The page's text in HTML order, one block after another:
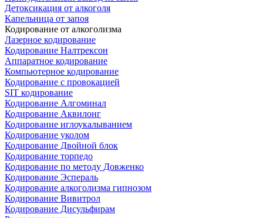
Детоксикация от алкоголя
Капельница от запоя
Кодирование от алкоголизма
Лазерное кодирование
Кодирование Налтрексон
Аппаратное кодирование
Компьютерное кодирование
Кодирование с провокацией
SIT кодирование
Кодирование Алгоминал
Кодирование Аквилонг
Кодирование иглоукалыванием
Кодирование уколом
Кодирование Двойной блок
Кодирование торпедо
Кодирование по методу Довженко
Кодирование Эспераль
Кодирование алкоголизма гипнозом
Кодирование Вивитрол
Кодирование Дисульфирам